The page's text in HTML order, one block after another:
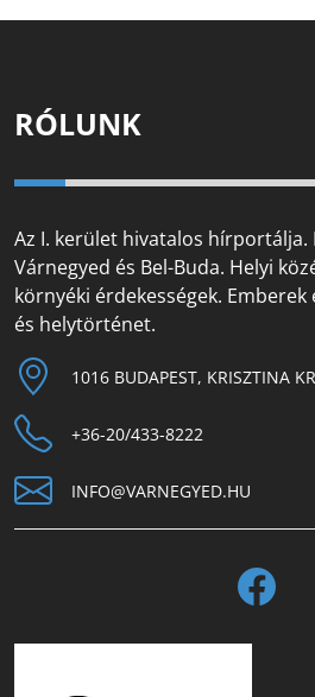
RÓLUNK
Az I. kerület hivatalos hírportálja.
Várnegyed és Bel-Buda. Helyi
környéki érdekességek.
és helytörténet.
1016 BUDAPEST, KRISZTINA
+36-20/433-8222
INFO@VARNEGYED.HU